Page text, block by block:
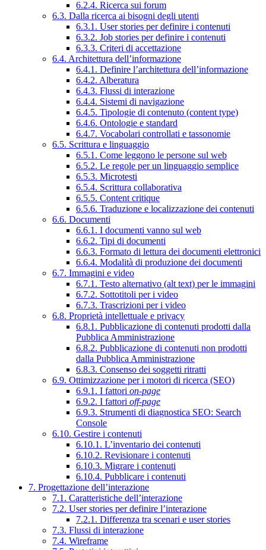
6.2.4. Ricerca sui forum
6.3. Dalla ricerca ai bisogni degli utenti
6.3.1. User stories per definire i contenuti
6.3.2. Job stories per definire i contenuti
6.3.3. Criteri di accettazione
6.4. Architettura dell’informazione
6.4.1. Definire l’architettura dell’informazione
6.4.2. Alberatura
6.4.3. Flussi di interazione
6.4.4. Sistemi di navigazione
6.4.5. Tipologie di contenuto (content type)
6.4.6. Ontologie e standard
6.4.7. Vocabolari controllati e tassonomie
6.5. Scrittura e linguaggio
6.5.1. Come leggono le persone sul web
6.5.2. Le regole per un linguaggio semplice
6.5.3. Microtesti
6.5.4. Scrittura collaborativa
6.5.5. Content critique
6.5.6. Traduzione e localizzazione dei contenuti
6.6. Documenti
6.6.1. I documenti vanno sul web
6.6.2. Tipi di documenti
6.6.3. Formato di lettura dei documenti elettronici
6.6.4. Modalità di produzione dei documenti
6.7. Immagini e video
6.7.1. Testo alternativo (alt text) per le immagini
6.7.2. Sottotitoli per i video
6.7.3. Trascrizioni per i video
6.8. Proprietà intellettuale e privacy
6.8.1. Pubblicazione di contenuti prodotti dalla
Pubblica Amministrazione
6.8.2. Pubblicazione di contenuti non prodotti
dalla Pubblica Amministrazione
6.8.3. Consenso dei soggetti ritratti
6.9. Ottimizzazione per i motori di ricerca (SEO)
6.9.1. I fattori on-page
6.9.2. I fattori off-page
6.9.3. Strumenti di diagnostica SEO: Search
Console
6.10. Gestire i contenuti
6.10.1. L’inventario dei contenuti
6.10.2. Revisionare i contenuti
6.10.3. Migrare i contenuti
6.10.4. Pubblicare i contenuti
7. Progettazione dell’interazione
7.1. Caratteristiche dell’interazione
7.2. User stories per definire l’interazione
7.2.1. Differenza tra scenari e user stories
7.3. Flussi di interazione
7.4. Wireframe